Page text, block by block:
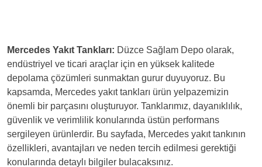
Mercedes Yakıt Tankları: Düzce Sağlam Depo olarak,
endüstriyel ve ticari araçlar için en yüksek kalitede
depolama çözümleri sunmaktan gurur duyuyoruz. Bu
kapsamda, Mercedes yakıt tankları ürün yelpazemizin
önemli bir parçasını oluşturuyor. Tanklarımız, dayanıklılık,
güvenlik ve verimlilik konularında üstün performans
sergileyen ürünlerdir. Bu sayfada, Mercedes yakıt tankının
özellikleri, avantajları ve neden tercih edilmesi gerektiği
konularında detaylı bilgiler bulacaksınız.